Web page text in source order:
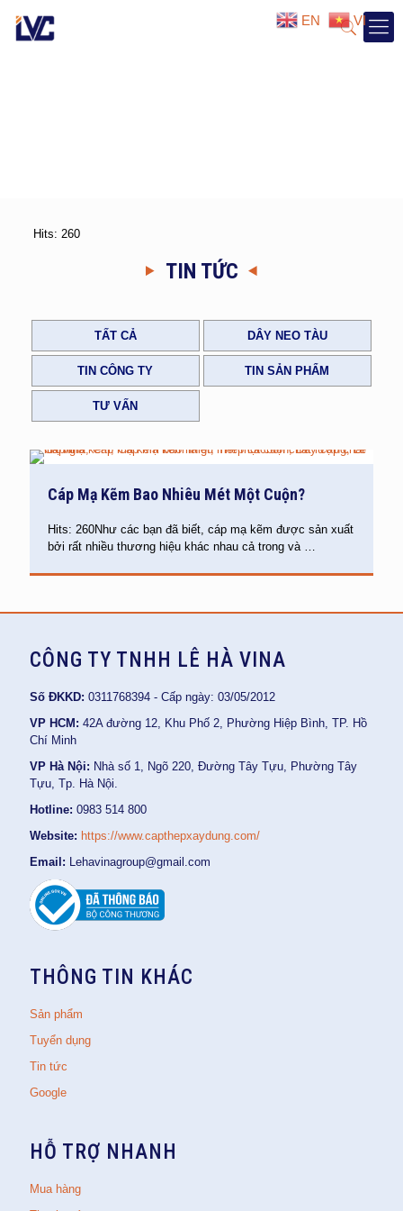
Hits: 260
TIN TỨC
TẤT CẢ DÂY NEO TÀU
TIN CÔNG TY TIN SẢN PHẨM
TƯ VẤN
Cáp Mạ Kẽm Bao Nhiêu Mét Một Cuộn?
Hits: 260Như các bạn đã biết, cáp mạ kẽm được sản xuất
bởi rất nhiều thương hiệu khác nhau cả trong và…
CÔNG TY TNHH LÊ HÀ VINA
Số ĐKKD: 0311768394 - Cấp ngày: 03/05/2012
VP HCM: 42A đường 12, Khu Phố 2, Phường Hiệp Bình, TP. Hồ
Chí Minh
VP Hà Nội: Nhà số 1, Ngõ 220, Đường Tây Tựu, Phường Tây
Tựu, Tp. Hà Nội.
Hotline: 0983 514 800
Website: https://www.capthepxaydung.com/
Email: Lehavinagroup@gmail.com
THÔNG TIN KHÁC
Sản phẩm
Tuyển dụng
Tin tức
Google
HỖ TRỢ NHANH
Mua hàng
EN VI